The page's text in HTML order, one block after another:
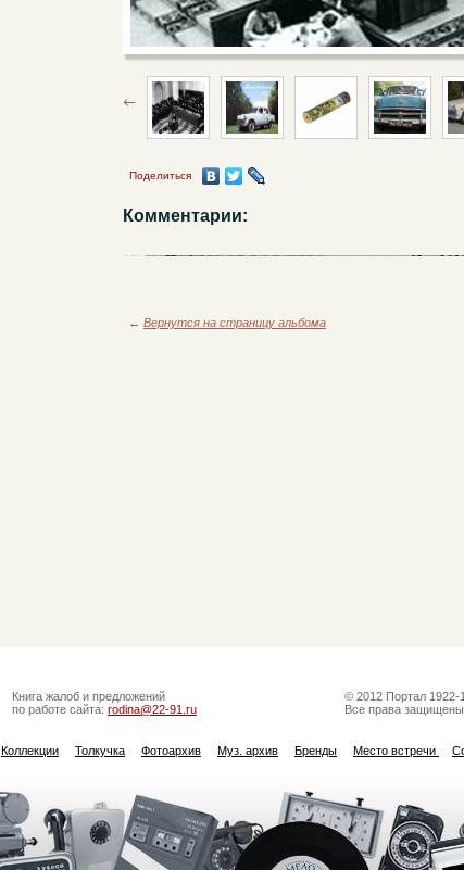
Поделиться
Комментарии:
← Вернутся на страницу альбома
Книга жалоб и предложений
по работе сайта: rodina@22-91.ru
© 2012 Портал 1922-
Все права защищены.
Коллекции Толкучка Фотоархив Муз. архив Бренды Место встречи